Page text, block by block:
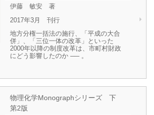
伊藤 敏安 著
2017年3月 刊行
地方分権一括法の施行、「平成の大合
併」、「三位一体の改革」といった
2000年以降の制度改革は、市町村財政
にどう影響したのか ── 。
物理化学Monographシリーズ 下
第2版